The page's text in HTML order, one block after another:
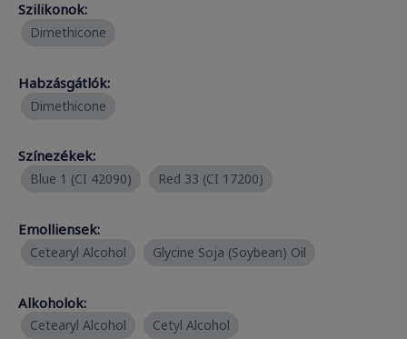
Szilikonok:
Dimethicone
Habzásgátlók:
Dimethicone
Színezékek:
Blue 1 (CI 42090) Red 33 (CI 17200)
Emolliensek:
Cetearyl Alcohol Glycine Soja (Soybean) Oil
Alkoholok:
Cetearyl Alcohol Cetyl Alcohol